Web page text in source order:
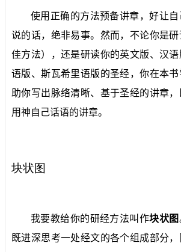
使用正确的方法预备讲章，好让
说的话，绝非易事。然而，不论你是
佳方法），还是研读你的英文版、汉
语版、斯瓦希里语版的圣经，你在本
助你写出脉络清晰、基于圣经的讲章
用神自己话语的讲章。
块状图
我要教给你的研经方法叫作块状图
既进深思考一处经文的各个组成部分